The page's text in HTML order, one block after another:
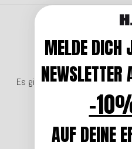
Es gibt noch keine Bewertungen.
MELDE DICH
NEWSLETTER
-
AUF DEINE